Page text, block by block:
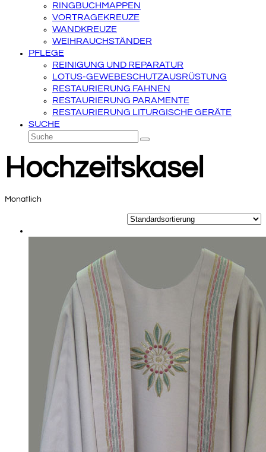
RINGBUCHMAPPEN
VORTRAGEKREUZE
WANDKREUZE
WEIHRAUCHSTÄNDER
PFLEGE
REINIGUNG UND REPARATUR
LOTUS-GEWEBESCHUTZAUSRÜSTUNG
RESTAURIERUNG FAHNEN
RESTAURIERUNG PARAMENTE
RESTAURIERUNG LITURGISCHE GERÄTE
SUCHE
Suche
Senden
Hochzeitskasel
Monatlich